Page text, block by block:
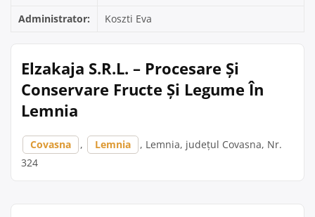
Administrator: Koszti Eva
Elzakaja S.R.L. – Procesare Și
Conservare Fructe Și Legume În
Lemnia
Covasna , Lemnia
, Lemnia, județul Covasna, Nr.
324